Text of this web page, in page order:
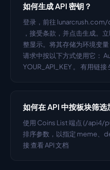
如何生成 API 密钥？
登录，前往
，接受条款，并点击生成。
整显示。将其存储为环境变
请求中按以下方式使用它：
YOUR_API_KEY 。 有用链接
如何在 API 中按板块筛选
使用 Coins List 端点 (/
排序参数，以指定 meme、
接 查看 API 文档